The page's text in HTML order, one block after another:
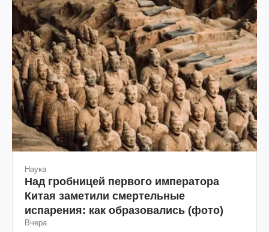
Наука
Над гробницей первого императора
Китая заметили смертельные
испарения: как образовались (фото)
Вчера